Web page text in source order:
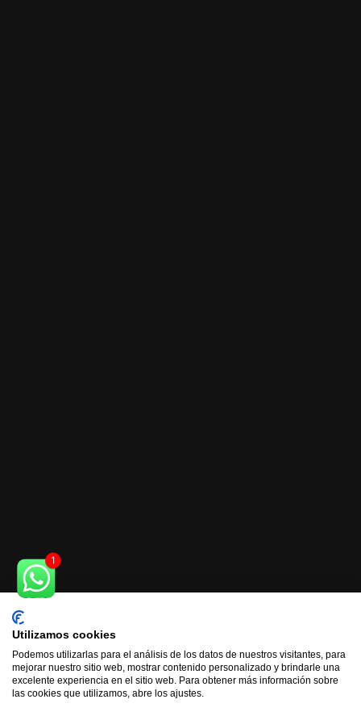
Utilizamos cookies
Podemos utilizarlas para el análisis de los datos de nuestros visitantes, para
mejorar nuestro sitio web, mostrar contenido personalizado y brindarle una
excelente experiencia en el sitio web. Para obtener más información sobre
las cookies que utilizamos, abre los ajustes.